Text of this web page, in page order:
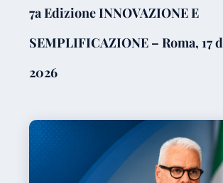
7a Edizione INNOVAZIONE E
SEMPLIFICAZIONE – Roma, 17
2026